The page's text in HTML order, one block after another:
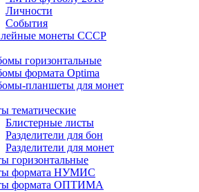
Личности
События
монеты СССР
горизонтальные
формата Optima
планшеты для монет
тематические
Блистерные листы
Разделители для бон
Разделители для монет
горизонтальные
формата НУМИС
формата ОПТИМА